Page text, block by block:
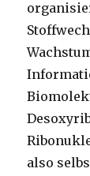
also